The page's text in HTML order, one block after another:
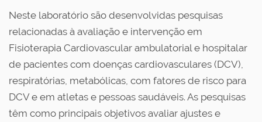
Neste laboratório são desenvolvidas pesquisas
relacionadas à avaliação e intervenção em
Fisioterapia Cardiovascular ambulatorial e hospitalar
de pacientes com doenças cardiovasculares (DCV),
respiratórias, metabólicas, com fatores de risco para
DCV e em atletas e pessoas saudáveis. As pesquisas
têm como principais objetivos avaliar ajustes e